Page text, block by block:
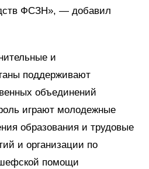
ФСЗН», — добавил
и
поддерживают
объединений
играют молодежные
образования и трудовые
и организации по
помощи